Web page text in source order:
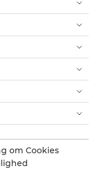
om Cookies